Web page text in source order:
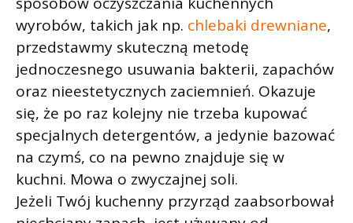
wyrobów, takich jak np. chlebaki drewniane,
przedstawmy skuteczną metodę
jednoczesnego usuwania bakterii, zapachów
oraz nieestetycznych zaciemnień. Okazuje
się, że po raz kolejny nie trzeba kupować
specjalnych detergentów, a jedynie bazować
na czymś, co na pewno znajduje się w
kuchni. Mowa o zwyczajnej soli.
Jeżeli Twój kuchenny przyrząd zaabsorbował